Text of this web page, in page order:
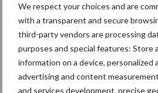
We respect your choices and are
with a transparent and secure
third-party vendors are processing
purposes and special features: Store
information on a device,
advertising and content
and services development, precise
Drie Franse
de grens van
kilogram melk